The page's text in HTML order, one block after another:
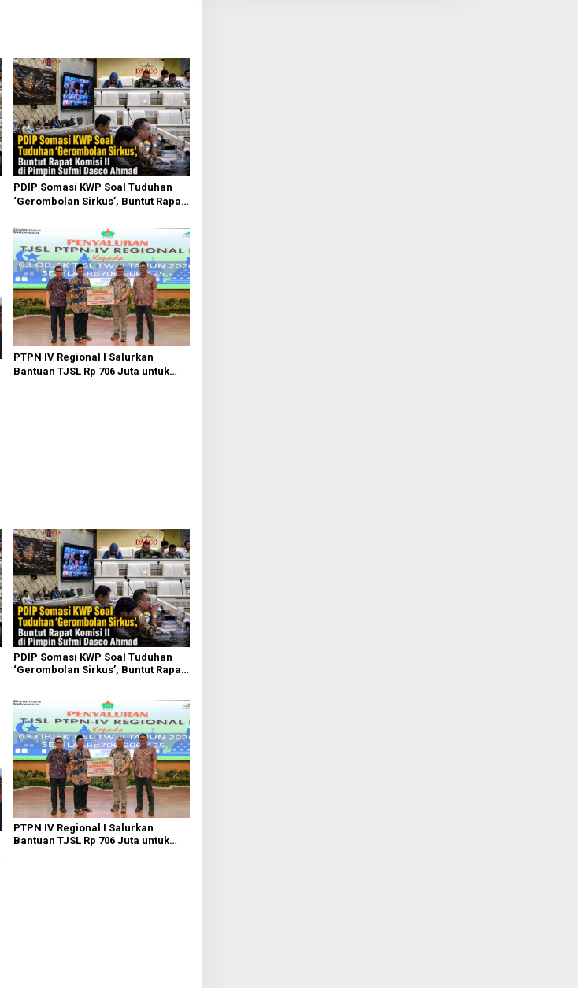
PDIP Somasi KWP Soal Tuduhan
‘Gerombolan Sirkus’, Buntut Rapat
Ahmad
PTPN IV Regional I Salurkan
Bantuan TJSL Rp 706 Juta untuk
PDIP Somasi KWP Soal Tuduhan
‘Gerombolan Sirkus’, Buntut Rapat
PTPN IV Regional I Salurkan
Bantuan TJSL Rp 706 Juta untuk